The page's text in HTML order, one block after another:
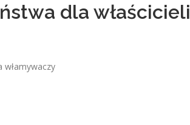
dla właścicieli